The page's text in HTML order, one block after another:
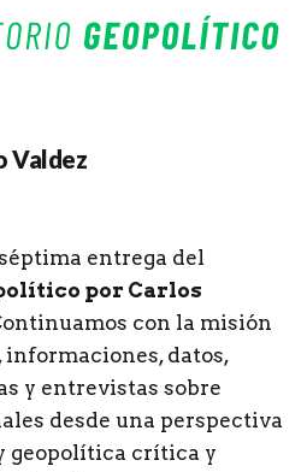
Valdez
entrega del
por Carlos
con la misión
datos,
y entrevistas sobre
desde una perspectiva
geopolítica crítica y